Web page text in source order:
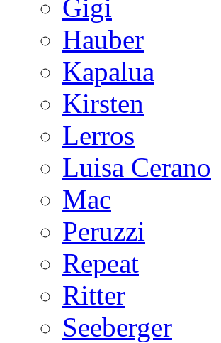
Gigi
Hauber
Kapalua
Kirsten
Lerros
Luisa Cerano
Mac
Peruzzi
Repeat
Ritter
Seeberger